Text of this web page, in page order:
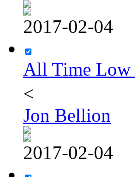
2017-02-04
All Time
<
Jon Bellion
2017-02-04